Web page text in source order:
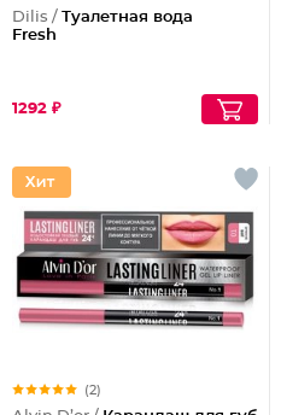
Dilis / Туалетная вода
Fresh
1292 ₽
(2)